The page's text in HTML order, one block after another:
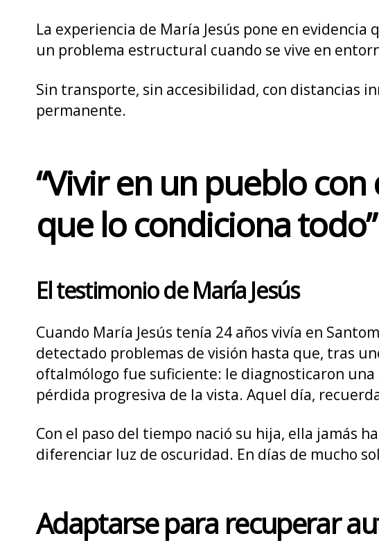
La experiencia de María Jesús pone en
un problema estructural cuando se vive en
Sin transporte, sin accesibilidad, con distancias
permanente.
“Vivir en un pueblo
que lo condiciona todo”
El testimonio de María Jesús
Cuando María Jesús tenía 24 años vivía en
detectado problemas de visión hasta que, tras
oftalmólogo fue suficiente: le diagnosticaron una
pérdida progresiva de la vista. Aquel día,
Con el paso del tiempo nació su hija, ella jamás
diferenciar luz de oscuridad. En días de mucho
Adaptarse para recuperar